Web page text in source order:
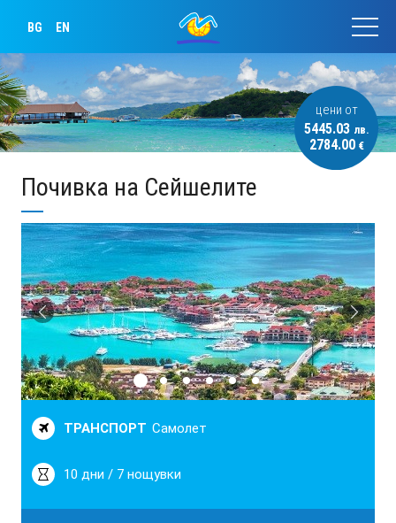
BG EN
Почивка на Сейшелите
цени от
5445.03 лв.
2784.00 €
ТРАНСПОРТ Самолет
10 дни / 7 нощувки